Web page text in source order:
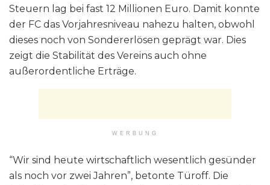
Steuern lag bei fast 12 Millionen Euro. Damit konnte
der FC das Vorjahresniveau nahezu halten, obwohl
dieses noch von Sondererlösen geprägt war. Dies
zeigt die Stabilität des Vereins auch ohne
außerordentliche Erträge.
WERBUNG
“Wir sind heute wirtschaftlich wesentlich gesünder
als noch vor zwei Jahren”, betonte Türoff. Die